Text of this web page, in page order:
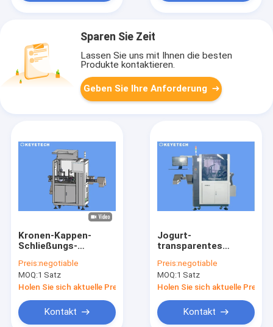
Sparen Sie Zeit
Lassen Sie uns mit Ihnen die besten
Produkte kontaktieren.
Geben Sie Ihre Anforderung
Kronen-Kappen-
Schließungs-
mit lineare Reihen-
Kamera-Inspektion
Preis:negotiable
MOQ:1 Satz
Holen Sie sich aktuelle Preis
Kontakt
Jogurt-
transparentes
Kontrollsystem
99,2%
Preis:negotiable
MOQ:1 Satz
Holen Sie sich aktuelle Preis
Kontakt